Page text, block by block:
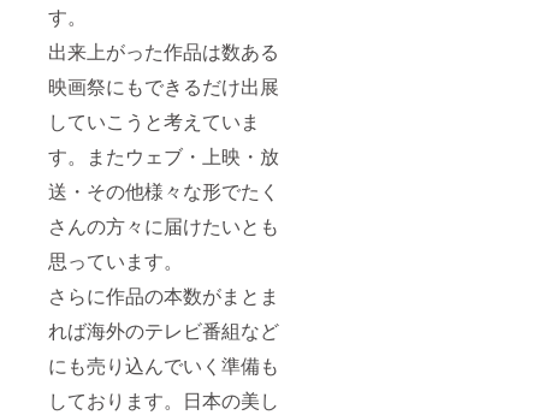
す。
出来上がった作品は数ある
映画祭にもできるだけ出展
していこうと考えていま
す。またウェブ・上映・放
送・その他様々な形でたく
さんの方々に届けたいとも
思っています。
さらに作品の本数がまとま
れば海外のテレビ番組など
にも売り込んでいく準備も
しております。日本の美し